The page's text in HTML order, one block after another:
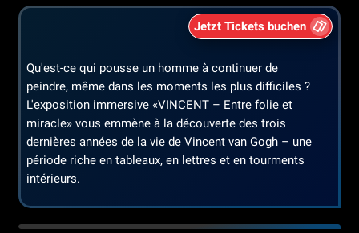
Jetzt Tickets buchen
Qu'est-ce qui pousse un homme à continuer de
peindre, même dans les moments les plus difficiles ?
L'exposition immersive «VINCENT – Entre folie et
miracle» vous emmène à la découverte des trois
dernières années de la vie de Vincent van Gogh – une
période riche en tableaux, en lettres et en tourments
intérieurs.